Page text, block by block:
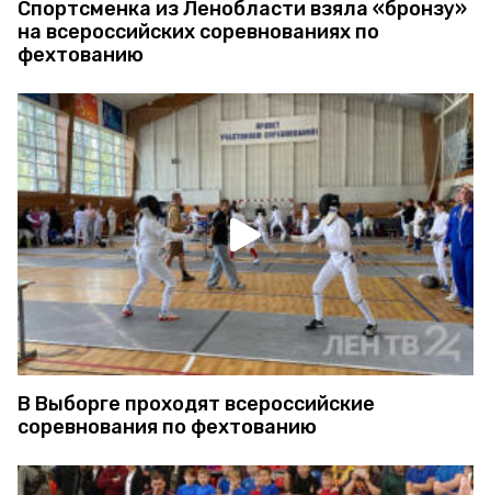
Спортсменка из Ленобласти взяла «бронзу»
на всероссийских соревнованиях по
фехтованию
В Выборге проходят всероссийские
соревнования по фехтованию